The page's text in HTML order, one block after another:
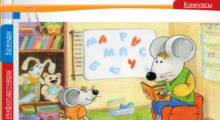
Конкурсы